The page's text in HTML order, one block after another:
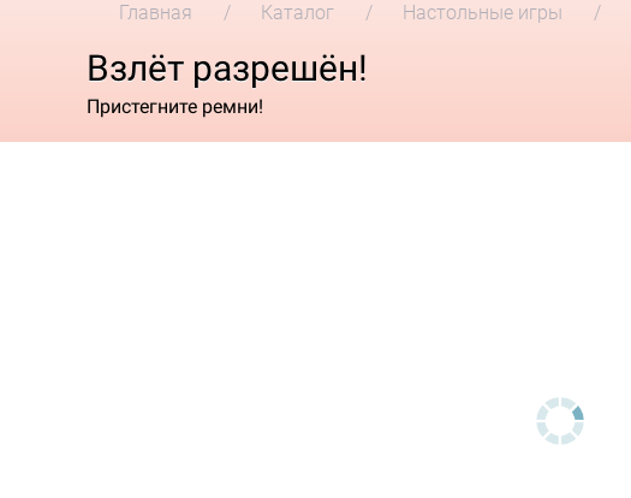
Главная Каталог Настольные игры
Взлёт разрешён!
Пристегните ремни!